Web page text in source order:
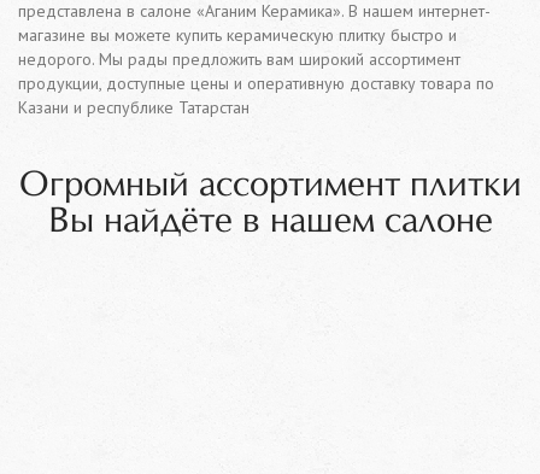
представлена в салоне «Аганим Керамика». В нашем интернет-
магазине вы можете купить керамическую плитку быстро и
недорого. Мы рады предложить вам широкий ассортимент
продукции, доступные цены и оперативную доставку товара по
Казани и республике Татарстан
Огромный ассортимент плитки
Вы найдёте в нашем салоне